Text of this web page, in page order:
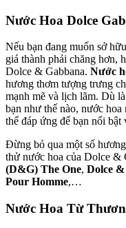
Nước Hoa Dolce
Nếu bạn đang muốn sở
giá thành phải chăng hơn,
Dolce & Gabbana. Nước
hương thơm tượng trưng
mạnh mẽ và lịch lãm. Dù
bạn như thế nào, nước
thể đáp ứng để bạn nổi
Đừng bỏ qua một số
thử nước hoa của Dolce &
(D&G) The One, Dolce
Pour Homme,…
Nước Hoa Từ